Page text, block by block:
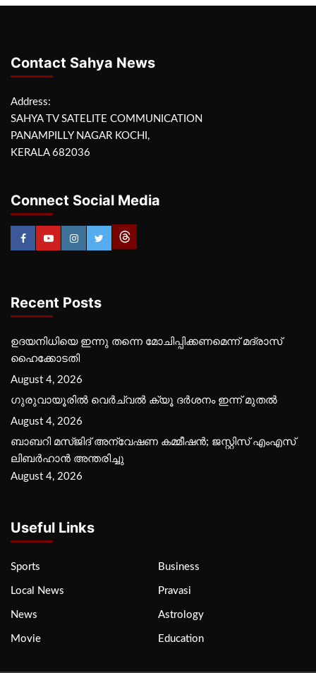
Contact Sahya News
Address:
SAHYA TV SATELITE COMMUNICATION
PANAMPILLY NAGAR KOCHI,
KERALA 682036
Connect Social Media
Recent Posts
ഉദയനിധിയെ ഇന്നു തന്നെ മോചിപ്പിക്കണമെന്ന് മദ്രാസ്
ഹൈക്കോടതി
August 4, 2026
ഗുരുവായൂരില്‍ വെര്‍ച്വല്‍ ക്യൂ ദര്‍ശനം ഇന്ന് മുതല്‍
August 4, 2026
ബാബറി മസ്ജിദ് അന്വേഷണ കമ്മീഷന്‍; ജസ്റ്റിസ് എംഎസ്
ലിബര്‍ഹാന്‍ അന്തരിച്ചു
August 4, 2026
Useful Links
Sports Business
Local News Pravasi
News Astrology
Movie Education